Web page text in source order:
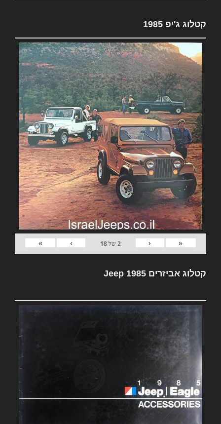
קטלוג ג'יפ 1985
«
‹
2של18
›
»
קטלוג אביזרים Jeep 1985